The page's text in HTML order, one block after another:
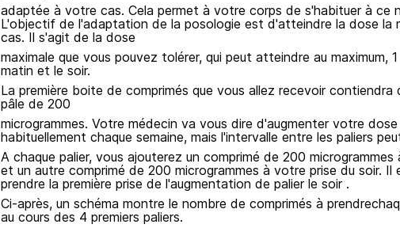
adaptée à votre cas. Cela permet à votre corps de s'habituer à ce
L'objectif de l'adaptation de la posologie est d'atteindre la dose la
cas. Il s'agit de la dose
maximale que vous pouvez tolérer, qui peut atteindre au maximum,
matin et le soir.
La première boite de comprimés que vous allez recevoir contiendra
pâle de 200
microgrammes. Votre médecin va vous dire d'augmenter votre dose
habituellement chaque semaine, mais l'intervalle entre les paliers
A chaque palier, vous ajouterez un comprimé de 200
et un autre comprimé de 200 microgrammes à votre prise du soir. Il
prendre la première prise de l'augmentation de palier le soir .
Ci-après, un schéma montre le nombre de comprimés à
au cours des 4 premiers paliers.